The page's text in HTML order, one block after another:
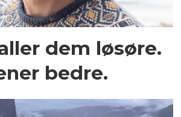
dem løsøre.
bedre.